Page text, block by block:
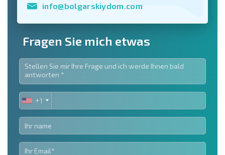
info@bolgarskiydom.com
Fragen Sie mich etwas
UNITED
STATES
+1
+1